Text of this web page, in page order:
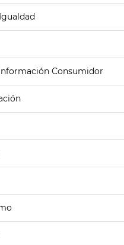
Consumidor